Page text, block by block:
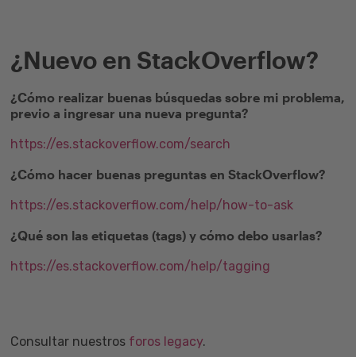
¿Nuevo en StackOverflow?
¿Cómo realizar buenas búsquedas sobre mi problema,
previo a ingresar una nueva pregunta?
https://es.stackoverflow.com/search
¿Cómo hacer buenas preguntas en StackOverflow?
https://es.stackoverflow.com/help/how-to-ask
¿Qué son las etiquetas (tags) y cómo debo usarlas?
https://es.stackoverflow.com/help/tagging
Consultar nuestros foros legacy.